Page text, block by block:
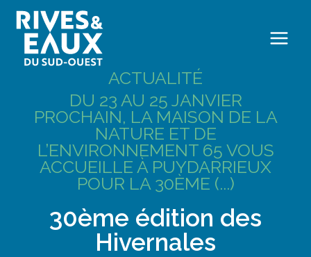
contenu
I
O
I
O
I
O
services
I
O
I
O
services
services
ACTUALITÉ
DU 23 AU 25 JANVIER
PROCHAIN, LA MAISON DE LA
NATURE ET DE
L’ENVIRONNEMENT 65 VOUS
ACCUEILLE À PUYDARRIEUX
POUR LA 30ÈME (...)
30ème édition des
Hivernales